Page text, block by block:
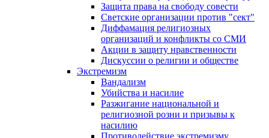
Защита права на свободу совести
Светские организации против "сект"
Диффамация религиозных
организаций и конфликты со СМИ
Акции в защиту нравственности
Дискуссии о религии и обществе
Экстремизм
Вандализм
Убийства и насилие
Разжигание национальной и
религиозной розни и призывы к
насилию
Противодействие экстремизму